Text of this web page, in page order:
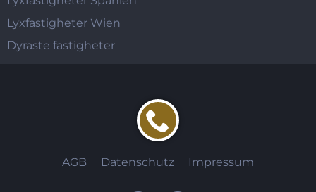
Lyxfastigheter Wien
Dyraste fastigheter
AGB Datenschutz Impressum